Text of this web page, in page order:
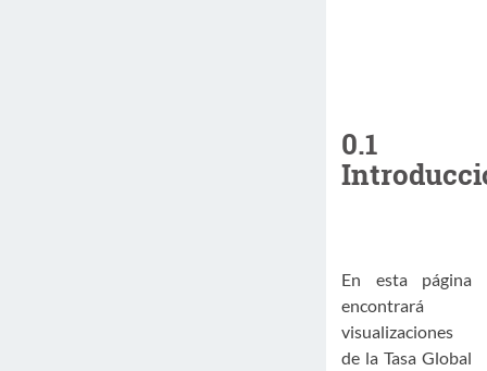
0.1
En esta página
encontrará
visualizaciones
de la Tasa Global